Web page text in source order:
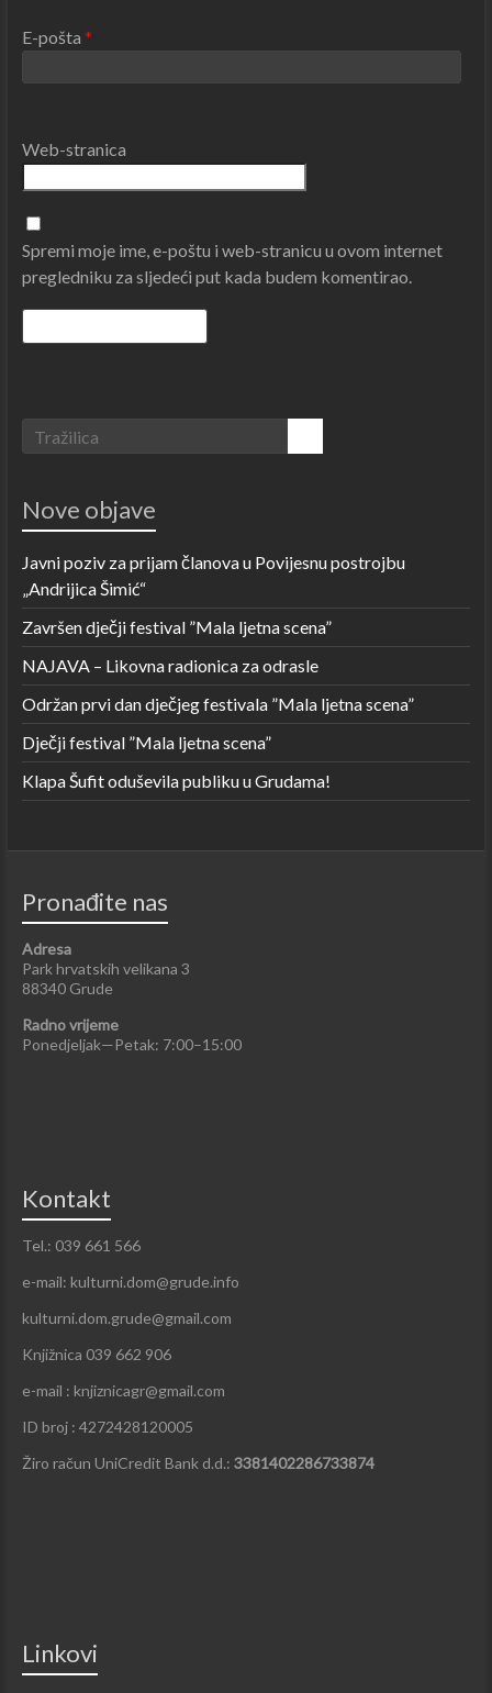
E-pošta *
Web-stranica
Spremi moje ime, e-poštu i web-stranicu u ovom internet
pregledniku za sljedeći put kada budem komentirao.
Nove objave
Javni poziv za prijam članova u Povijesnu postrojbu
„Andrijica Šimić“
Završen dječji festival ”Mala ljetna scena”
NAJAVA – Likovna radionica za odrasle
Održan prvi dan dječjeg festivala ”Mala ljetna scena”
Dječji festival ”Mala ljetna scena”
Klapa Šufit oduševila publiku u Grudama!
Pronađite nas
Adresa
Park hrvatskih velikana 3
88340 Grude
Radno vrijeme
Ponedjeljak—Petak: 7:00–15:00
Kontakt
Tel.: 039 661 566
e-mail: kulturni.dom@grude.info
kulturni.dom.grude@gmail.com
Knjižnica 039 662 906
e-mail : knjiznicagr@gmail.com
ID broj : 4272428120005
Žiro račun UniCredit Bank d.d.: 3381402286733874
Linkovi